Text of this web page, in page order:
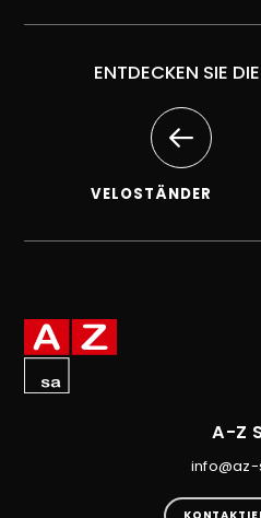
ENTDECKEN SIE
VELOSTÄNDER
A-Z